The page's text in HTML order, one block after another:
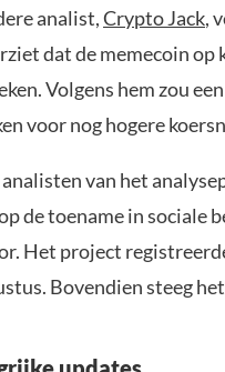
analist,Crypto Jack,
dat de memecoin op
Volgens hem zou
voor nog hogere
analisten van het
de toename in sociale
Het project
Bovendien steeg